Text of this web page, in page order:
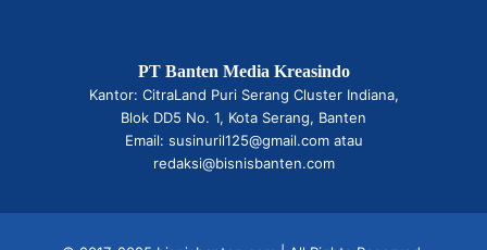
PT Banten Media Kreasindo
Kantor: CitraLand Puri Serang Cluster Indiana,
Blok DD5 No. 1, Kota Serang, Banten
Email: susinuril125@gmail.com atau
redaksi@bisnisbanten.com